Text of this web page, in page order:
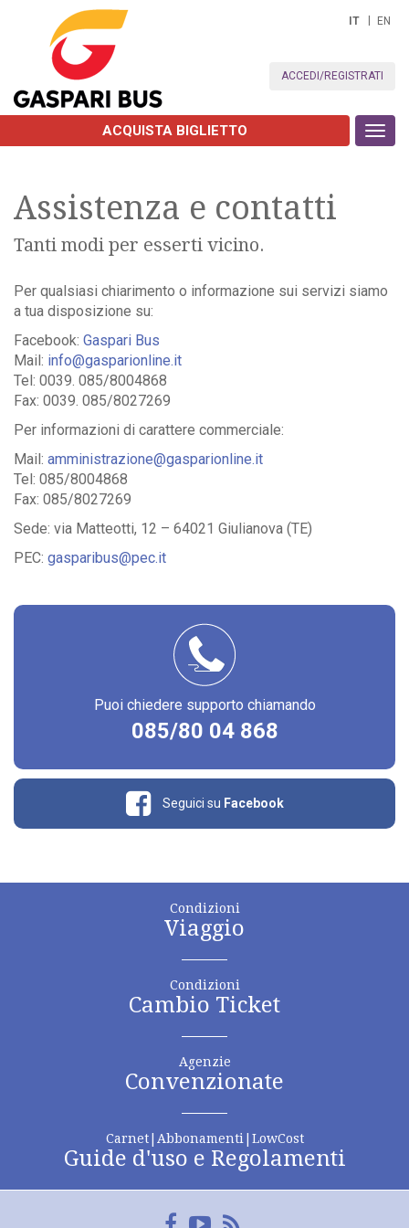
ACCEDI/REGISTRATI
IT EN
ACQUISTA BIGLIETTO
Assistenza e contatti
Tanti modi per esserti vicino.
Per qualsiasi chiarimento o informazione sui servizi siamo
a tua disposizione su:
Facebook: Gaspari Bus
Mail: info@gasparionline.it
Tel: 0039. 085/8004868
Fax: 0039. 085/8027269
Per informazioni di carattere commerciale:
Mail: amministrazione@gasparionline.it
Tel: 085/8004868
Fax: 085/8027269
Sede: via Matteotti, 12 – 64021 Giulianova (TE)
PEC: gasparibus@pec.it
Puoi chiedere supporto chiamando
085/80 04 868
Seguici su Facebook
Condizioni
Viaggio
Condizioni
Cambio Ticket
Agenzie
Convenzionate
Carnet|Abbonamenti|LowCost
Guide d'uso e Regolamenti
FacebookYouTube